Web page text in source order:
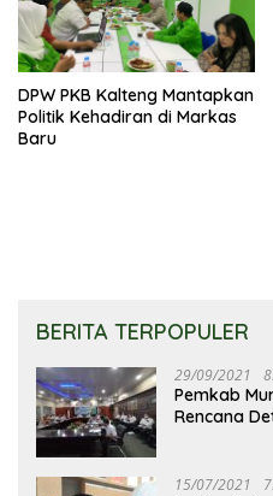
DPW PKB Kalteng Mantapkan
Politik Kehadiran di Markas
Baru
BERITA TERPOPULER
29/09/2021
Pemkab
Rencana
15/07/2021